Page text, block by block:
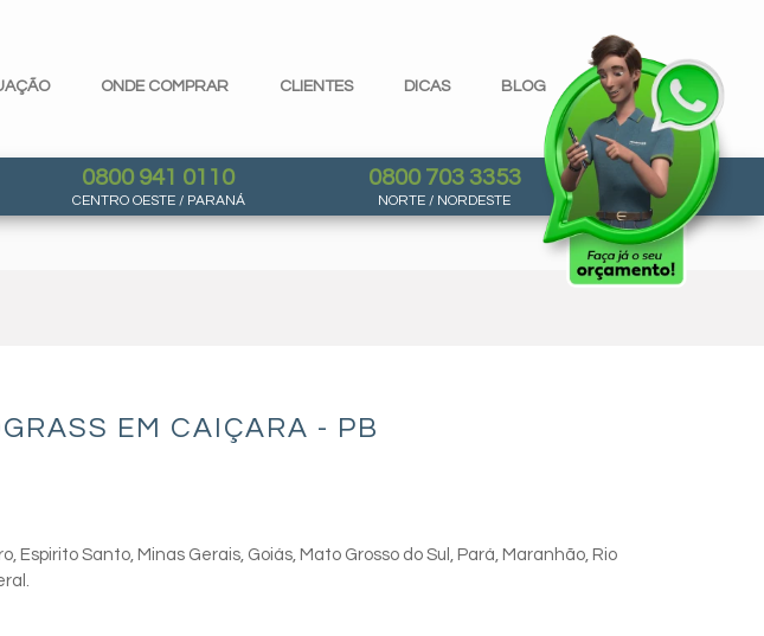
ONDE COMPRAR CLIENTES DICAS BLOG
0800 941 0110
CENTRO OESTE / PARANÁ
0800 703 3353
NORTE / NORDESTE
EM CAIÇARA - PB
Santo, Minas Gerais, Goiás, Mato Grosso do Sul, Pará, Maranhão, Rio